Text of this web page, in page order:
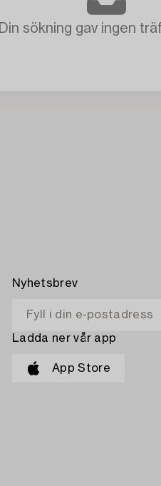
Din sökning gav ingen
Nyhetsbrev
Ladda ner vår app
App Store